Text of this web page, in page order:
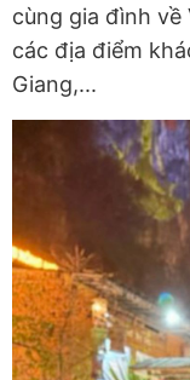
cùng gia đình về
các địa điểm
Giang,...